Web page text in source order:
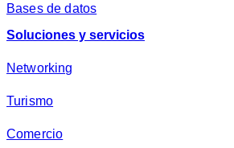
Bases de datos
Soluciones y servicios
Networking
Turismo
Comercio